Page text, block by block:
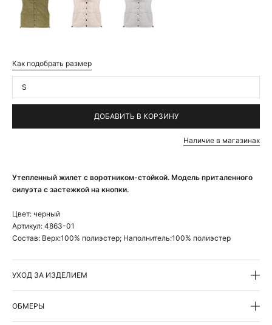
Утепленный жилет с воротником-стойкой. Модель приталенного
силуэта с застежкой на кнопки.
Цвет: черный
Артикул: 4863-01
Состав: Верх:100% полиэстер; Наполнитель:100% полиэстер
УХОД ЗА ИЗДЕЛИЕМ
ОБМЕРЫ
Как подобрать размер
S
ДОБАВИТЬ В КОРЗИНУ
Наличие в магазинах